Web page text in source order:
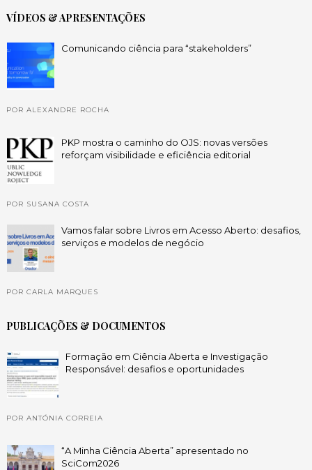
VÍDEOS & APRESENTAÇÕES
Comunicando ciência para “stakeholders”
POR ALEXANDRE ROCHA
PKP mostra o caminho do OJS: novas versões
reforçam visibilidade e eficiência editorial
POR SUSANA COSTA
Vamos falar sobre Livros em Acesso Aberto: desafios,
serviços e modelos de negócio
POR CARLA MARQUES
PUBLICAÇÕES & DOCUMENTOS
Formação em Ciência Aberta e Investigação
Responsável: desafios e oportunidades
POR ANTÓNIA CORREIA
“A Minha Ciência Aberta” apresentado no
SciCom2026